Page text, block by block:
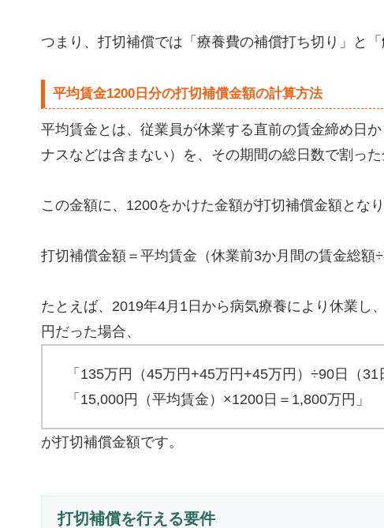
つまり、打切補償では「療養費の補償打ち切り」と
平均賃金1200日分の打切補償金額の計算方法
平均賃金とは、従業員が休業する直前の賃金締め日
ナスなどは含まない）を、その期間の総日数で割った
この金額に、1200をかけた金額が打切補償金額となり
打切補償金額＝平均賃金（休業前3か月間の賃金総額
たとえば、2019年4月1日から病気療養により休業し
円だった場合、
「135万円（45万円+45万円+45万円）÷90日（31
「15,000円（平均賃金）×1200日＝1,800万円」
が打切補償金額です。
打切補償を行える要件